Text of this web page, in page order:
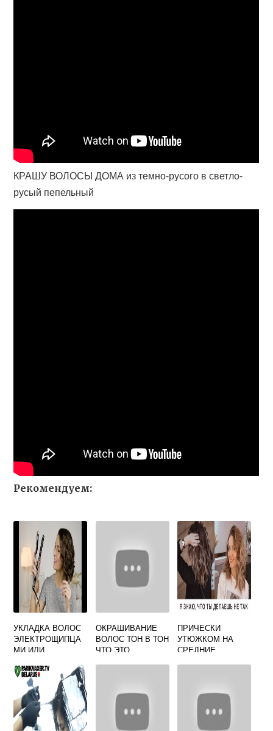
КРАШУ ВОЛОСЫ ДОМА из темно-русого в светло-
русый пепельный
Рекомендуем:
УКЛАДКА ВОЛОС
ЭЛЕКТРОЩИПЦА
МИ ИЛИ
ВЫПОЛНЯЕТСЯ
ОКРАШИВАНИЕ
ВОЛОС ТОН В ТОН
ЧТО ЭТО
ПРИЧЕСКИ
УТЮЖКОМ НА
СРЕДНИЕ